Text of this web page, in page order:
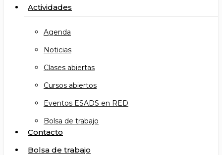
Actividades
Agenda
Noticias
Clases abiertas
Cursos abiertos
Eventos ESADS en RED
Bolsa de trabajo
Contacto
Bolsa de trabajo